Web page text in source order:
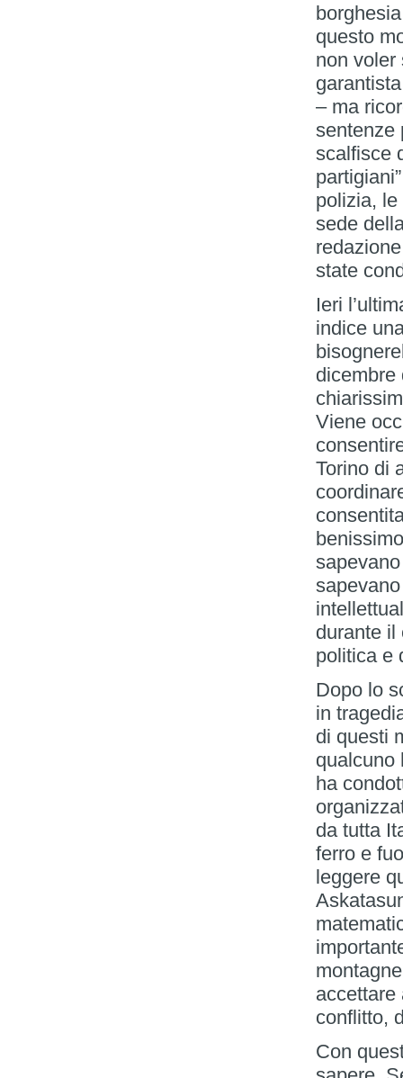
questo
non voler
– ma
sentenze
scalfisce
polizia,
sede
state
Ieri
indice
dicembre
Viene
Torino di
durante il
politica e
Dopo lo
in
di questi
qualcuno
ha
da tutta
ferro e
leggere
accettare
conflitto,
Con